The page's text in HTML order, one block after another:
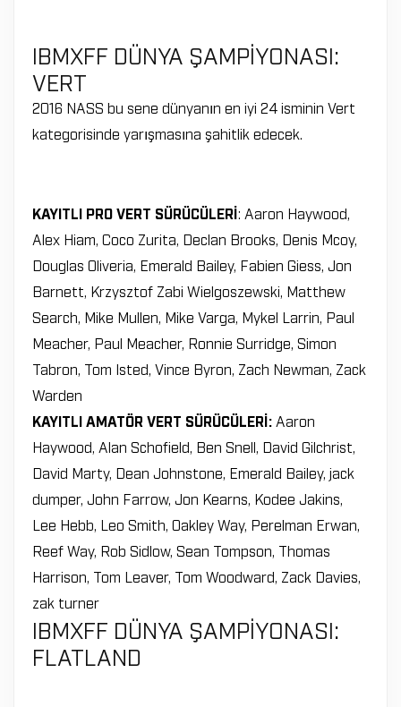
IBMXFF DÜNYA ŞAMPİYONASI:
VERT
2016 NASS bu sene dünyanın en iyi 24 isminin Vert
kategorisinde yarışmasına şahitlik edecek.
KAYITLI PRO VERT SÜRÜCÜLERİ: Aaron Haywood,
Alex Hiam, Coco Zurita, Declan Brooks, Denis Mcoy,
Douglas Oliveria, Emerald Bailey, Fabien Giess, Jon
Barnett, Krzysztof Zabi Wielgoszewski, Matthew
Search, Mike Mullen, Mike Varga, Mykel Larrin, Paul
Meacher, Paul Meacher, Ronnie Surridge, Simon
Tabron, Tom Isted, Vince Byron, Zach Newman, Zack
Warden
KAYITLI AMATÖR VERT SÜRÜCÜLERİ: Aaron
Haywood, Alan Schofield, Ben Snell, David Gilchrist,
David Marty, Dean Johnstone, Emerald Bailey, jack
dumper, John Farrow, Jon Kearns, Kodee Jakins,
Lee Hebb, Leo Smith, Oakley Way, Perelman Erwan,
Reef Way, Rob Sidlow, Sean Tompson, Thomas
Harrison, Tom Leaver, Tom Woodward, Zack Davies,
zak turner
IBMXFF DÜNYA ŞAMPİYONASI:
FLATLAND